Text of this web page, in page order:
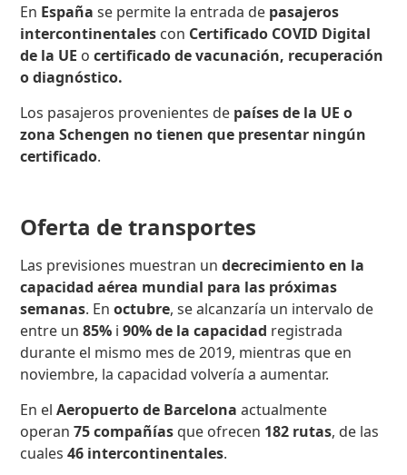
En Españase permite la entrada de pasajeros
intercontinentales con Certificado COVID Digital
de la UE ocertificado de vacunación, recuperación
o diagnóstico.
Los pasajeros provenientes de países de la UE o
zona Schengen no tienen que presentar ningún
certificado.
Oferta de transportes
Las previsiones muestran undecrecimiento en la
capacidad aérea mundial para las próximas
semanas. Enoctubre, se alcanzaría un intervalo de
entre un85% i90% de la capacidad registrada
durante el mismo mes de 2019, mientras que en
noviembre, la capacidad volvería a aumentar.
En elAeropuerto de Barcelonaactualmente
operan75 compañías que ofrecen 182 rutas, de las
cuales46 intercontinentales.